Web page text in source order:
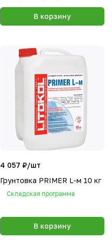
В корзину
4 057 ₽/шт
Грунтовка PRIMER L-м 10 кг
Складская программа
В корзину